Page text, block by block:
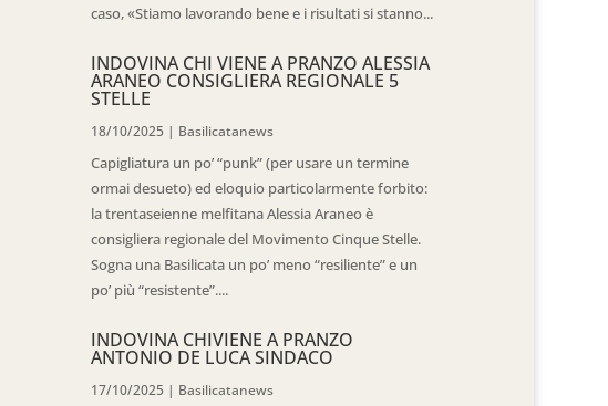
caso, «Stiamo lavorando bene e i risultati si stanno...
INDOVINA CHI VIENE A PRANZO ALESSIA
ARANEO CONSIGLIERA REGIONALE 5
STELLE
18/10/2025 | Basilicatanews
Capigliatura un po’ “punk” (per usare un termine
ormai desueto) ed eloquio particolarmente forbito:
la trentaseienne melfitana Alessia Araneo è
consigliera regionale del Movimento Cinque Stelle.
Sogna una Basilicata un po’ meno “resiliente” e un
po’ più “resistente”....
INDOVINA CHIVIENE A PRANZO
ANTONIO DE LUCA SINDACO
17/10/2025 | Basilicatanews